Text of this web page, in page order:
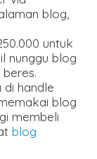
blog,
untuk
nunggu blog
di handle
blog
membeli
blog